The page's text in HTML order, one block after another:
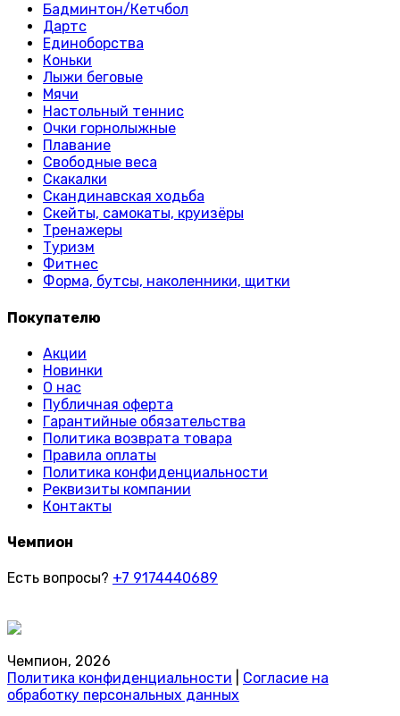
Бадминтон/Кетчбол
Дартс
Единоборства
Коньки
Лыжи беговые
Мячи
Настольный теннис
Очки горнолыжные
Плавание
Свободные веса
Скакалки
Скандинавская ходьба
Скейты, самокаты, круизёры
Тренажеры
Туризм
Фитнес
Форма, бутсы, наколенники, щитки
Покупателю
Акции
Новинки
О нас
Публичная оферта
Гарантийные обязательства
Политика возврата товара
Правила оплаты
Политика конфиденциальности
Реквизиты компании
Контакты
Чемпион
Есть вопросы? +7 9174440689
Чемпион, 2026
Политика конфиденциальности
Согласие на
обработку персональных данных